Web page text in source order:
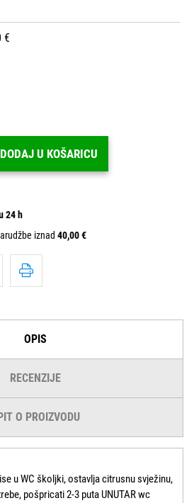
€
DODAJ U KOŠARICU
24 h
iznad 40,00 €
OPIS
RECENZIJE
O PROIZVODU
u WC školjki, ostavlja citrusnu svježinu,
pošpricati 2-3 puta UNUTAR wc